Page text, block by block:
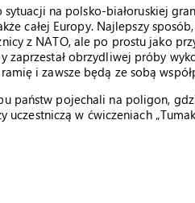
na polsko-białoruskiej
całej Europy. Najlepszy
z NATO, ale po prostu jako
zaprzestał obrzydliwej próby
i zawsze będą ze sobą
państw pojechali na poligon,
w ćwiczeniach „Tumak